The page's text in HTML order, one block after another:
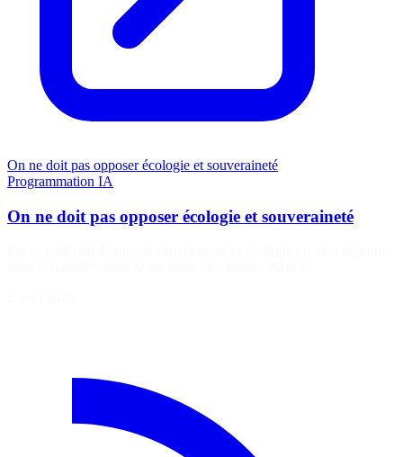
On ne doit pas opposer écologie et souveraineté
Programmation IA
On ne doit pas opposer écologie et souveraineté